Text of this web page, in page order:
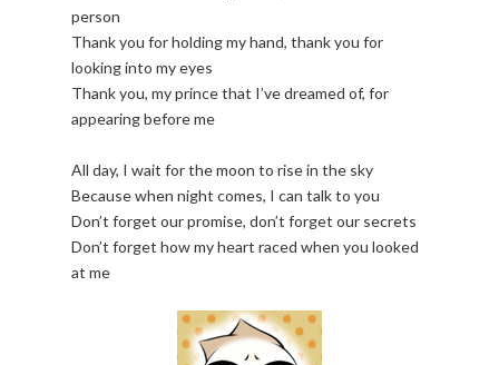
person
Thank you for holding my hand, thank you for
looking into my eyes
Thank you, my prince that I’ve dreamed of, for
appearing before me
All day, I wait for the moon to rise in the sky
Because when night comes, I can talk to you
Don’t forget our promise, don’t forget our secrets
Don’t forget how my heart raced when you looked
at me